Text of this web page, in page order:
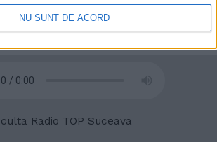
NU SUNT DE ACORD
Radio TOP Suceava